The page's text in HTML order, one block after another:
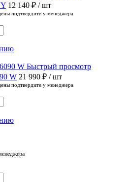
12 140 ₽ / шт
подтвердите у менеджера
Быстрый просмотр
W 21 990 ₽ / шт
подтвердите у менеджера